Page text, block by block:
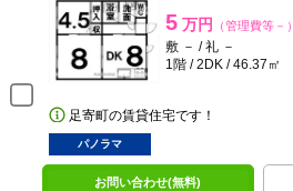
5 万円 （管理費等－）
敷 － / 礼 －
1階 / 2DK / 46.37㎡
足寄町の賃貸住宅です！
パノラマ
お問い合わせ(無料)